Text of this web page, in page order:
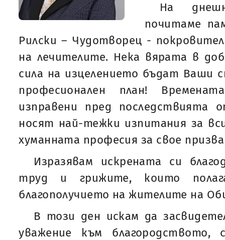
На
почитаме
Рилски – Чудотворец -
на лечителите. Нека вярата в
сила на изцелението бъдат Ваши
професионален план!
изправени пред последствията
носят най-тежки изпитания за
хуманната професия за свое
Изразявам искрената си
труд и грижите, които
благополучието на жителите на
В този ден искам да
уважение към